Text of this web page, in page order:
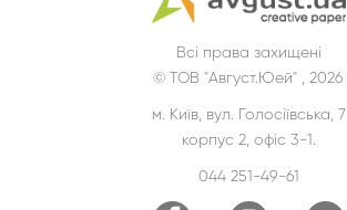
Всі права захищені
© ТОВ "Август.Юей" , 2026
м. Київ, вул. Голосіївська, 7
корпус 2, офіс 3-1.
044 251-49-61